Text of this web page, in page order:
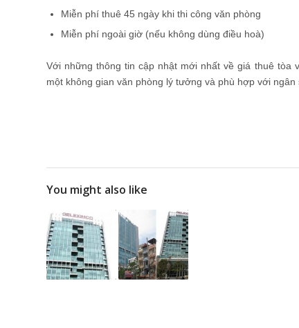
Miễn phí thuê 45 ngày khi thi công văn phòng
Miễn phí ngoài giờ (nếu không dùng điều hoà)
Với những thông tin cập nhật mới nhất về giá thuê tòa
một không gian văn phòng lý tưởng và phù hợp với ngân
You might also like